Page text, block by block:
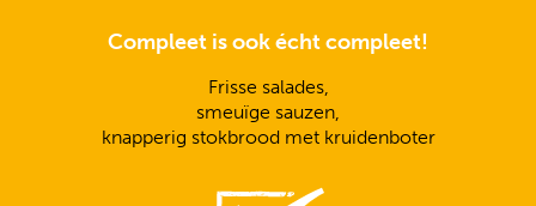
Compleet is ook écht compleet!
Frisse salades,
smeuïge sauzen,
knapperig stokbrood met kruidenboter